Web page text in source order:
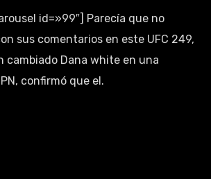
id=»99″] Parecía que no
sus comentarios en este UFC 249,
cambiado Dana white en una
confirmó que el.